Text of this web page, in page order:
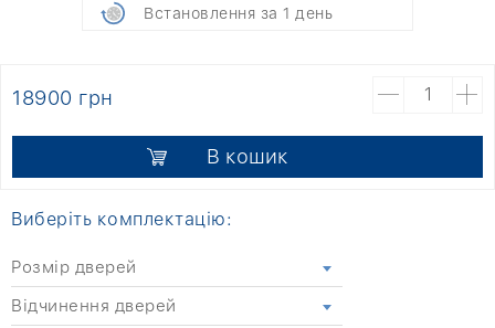
Встановлення за 1 день
18900 грн
В кошик
Виберіть комплектацію:
Розмір дверей
Відчинення дверей